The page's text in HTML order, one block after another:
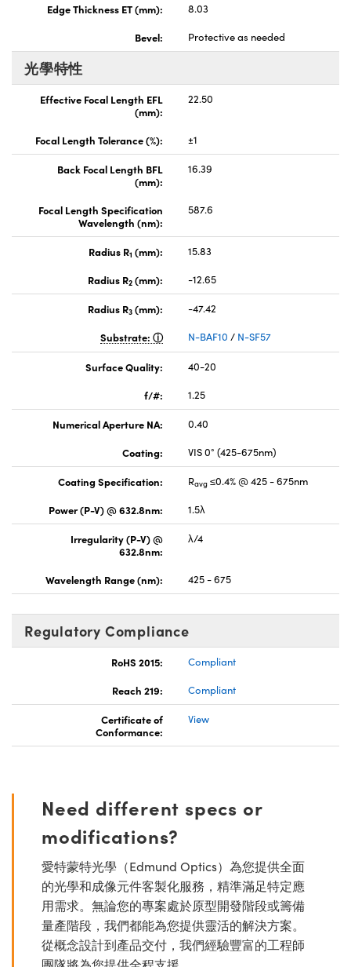
Edge Thickness ET (mm):
8.03
Bevel:
Protective as needed
光學特性
Effective Focal Length EFL
(mm):
22.50
Focal Length Tolerance (%): ±1
Back Focal Length BFL
(mm):
16.39
Focal Length Specification
Wavelength (nm):
587.6
Radius R1 (mm):
15.83
Radius R2 (mm): -12.65
Radius R3 (mm):
-47.42
Substrate:
N-BAF10 / N-SF57
Surface Quality:
40-20
f/#:
1.25
Numerical Aperture NA:
0.40
Coating:
VIS 0° (425-675nm)
Coating Specification: Ravg ≤0.4% @ 425 - 675nm
Power (P-V) @ 632.8nm:
1.5λ
Irregularity (P-V) @
632.8nm:
λ/4
Wavelength Range (nm): 425 - 675
Regulatory Compliance
RoHS 2015:
Compliant
Reach 219:
Compliant
Certificate of
Conformance:
View
Need different specs or
modifications?
愛特蒙特光學（Edmund Optics）為您提供全面
的光學和成像元件客製化服務，精準滿足特定應
用需求。無論您的專案處於原型開發階段或籌備
量產階段，我們都能為您提供靈活的解決方案。
從概念設計到產品交付，我們經驗豐富的工程師